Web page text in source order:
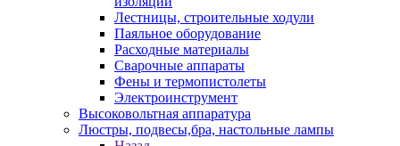
Лестницы, строительные ходули
Паяльное оборудование
Расходные материалы
Сварочные аппараты
Фены и термопистолеты
Электроинструмент
Высоковольтная аппаратура
Люстры, подвесы,бра, настольные лампы